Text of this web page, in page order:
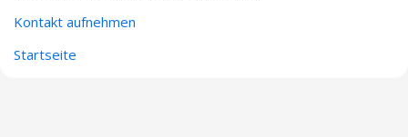
Kontakt aufnehmen
Startseite